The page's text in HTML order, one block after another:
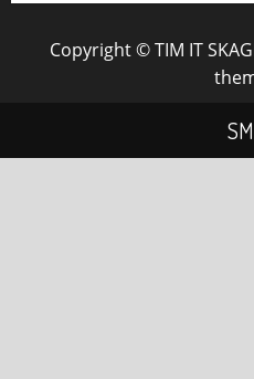
Copyright © TIM IT